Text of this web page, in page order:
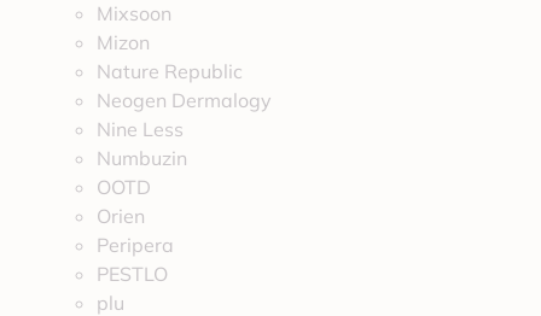
Mixsoon
Mizon
Nature Republic
Neogen Dermalogy
Nine Less
Numbuzin
OOTD
Orien
Peripera
PESTLO
plu